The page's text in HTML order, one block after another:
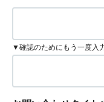
▼確認のためにもう一度入